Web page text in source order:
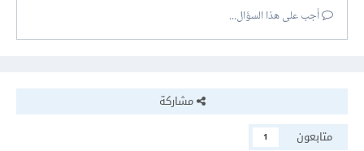
أجب على هذا السؤال...
مشاركة
متابعون
1